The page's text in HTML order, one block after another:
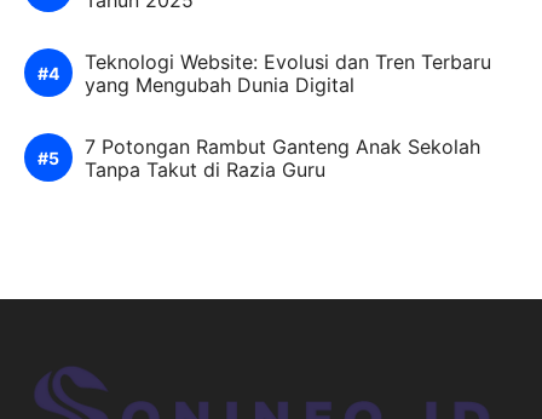
Teknologi Website: Evolusi dan Tren Terbaru
yang Mengubah Dunia Digital
7 Potongan Rambut Ganteng Anak Sekolah
Tanpa Takut di Razia Guru